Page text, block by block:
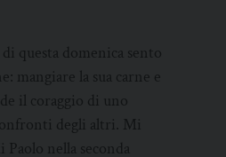
di questa domenica sento
mangiare la sua carne e
il coraggio di uno
degli altri. Mi
nella seconda